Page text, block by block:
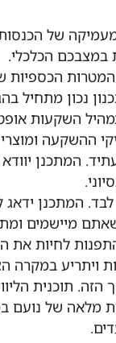
של
במצבכם הכלכלי.
הכספיות
נכון מתחיל
השקעות
ההשקעה ומוצרי
המתכנן
המתכנן
מיישמים
לחיות את
ויתריע במקרה
מלאה של נועם